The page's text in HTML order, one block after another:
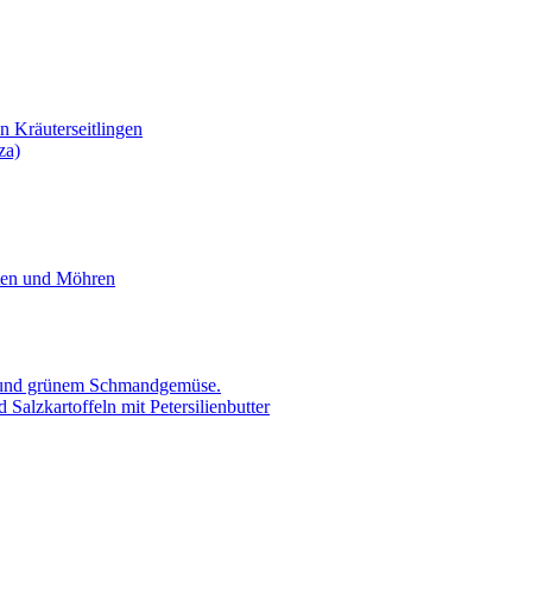
Kräuterseitlingen
und Möhren
grünem Schmandgemüse.
Salzkartoffeln mit Petersilienbutter